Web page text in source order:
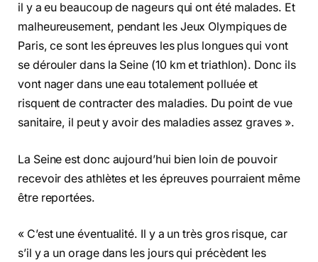
il y a eu beaucoup de nageurs qui ont été malades. Et
malheureusement, pendant les Jeux Olympiques de
Paris, ce sont les épreuves les plus longues qui vont
se dérouler dans la Seine (10 km et triathlon). Donc ils
vont nager dans une eau totalement polluée et
risquent de contracter des maladies. Du point de vue
sanitaire, il peut y avoir des maladies assez graves ».
La Seine est donc aujourd’hui bien loin de pouvoir
recevoir des athlètes et les épreuves pourraient même
être reportées.
« C’est une éventualité. Il y a un très gros risque, car
s’il y a un orage dans les jours qui précèdent les